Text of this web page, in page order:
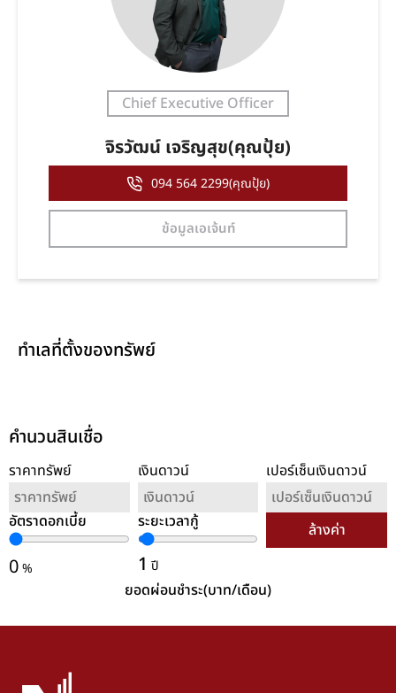
Chief Executive Officer
จิรวัฒน์ เจริญสุข(คุณปุ้ย)
094 564 2299(คุณปุ้ย)
ข้อมูลเอเจ้นท์
ทำเลที่ตั้งของทรัพย์
คำนวนสินเชื่อ
ราคาทรัพย์ เงินดาวน์ เปอร์เซ็นเงินดาวน์
อัตราดอกเบี้ย
0%
ระยะเวลากู้
1 ปี
ล้างค่า
ยอดผ่อนชำระ(บาท/เดือน)